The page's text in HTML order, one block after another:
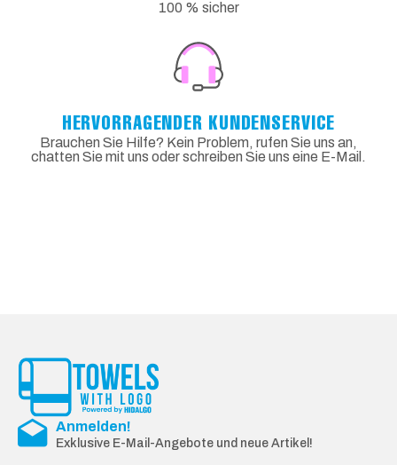
100 % sicher
HERVORRAGENDER KUNDENSERVICE
Brauchen Sie Hilfe? Kein Problem, rufen Sie uns an,
chatten Sie mit uns oder schreiben Sie uns eine E-Mail.
Anmelden!
Exklusive E-Mail-Angebote und neue Artikel!